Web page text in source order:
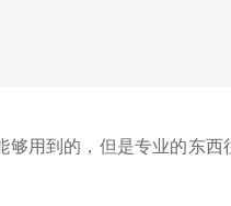
用到的，但是专业的东